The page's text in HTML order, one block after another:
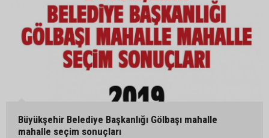
Büyükşehir Belediye Başkanlığı Gölbaşı mahalle
mahalle seçim sonuçları